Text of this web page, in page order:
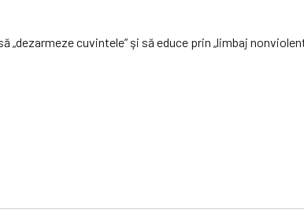
cuvintele” şi să educe prin „limbaj